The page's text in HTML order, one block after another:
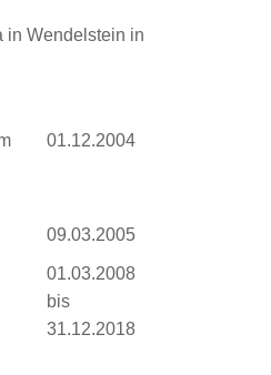
in Wendelstein in
01.12.2004
09.03.2005
01.03.2008
bis
31.12.2018